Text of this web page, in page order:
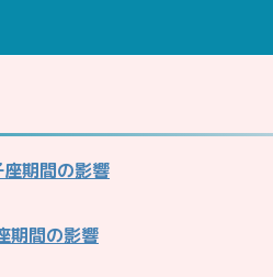
期間の影響
間の影響